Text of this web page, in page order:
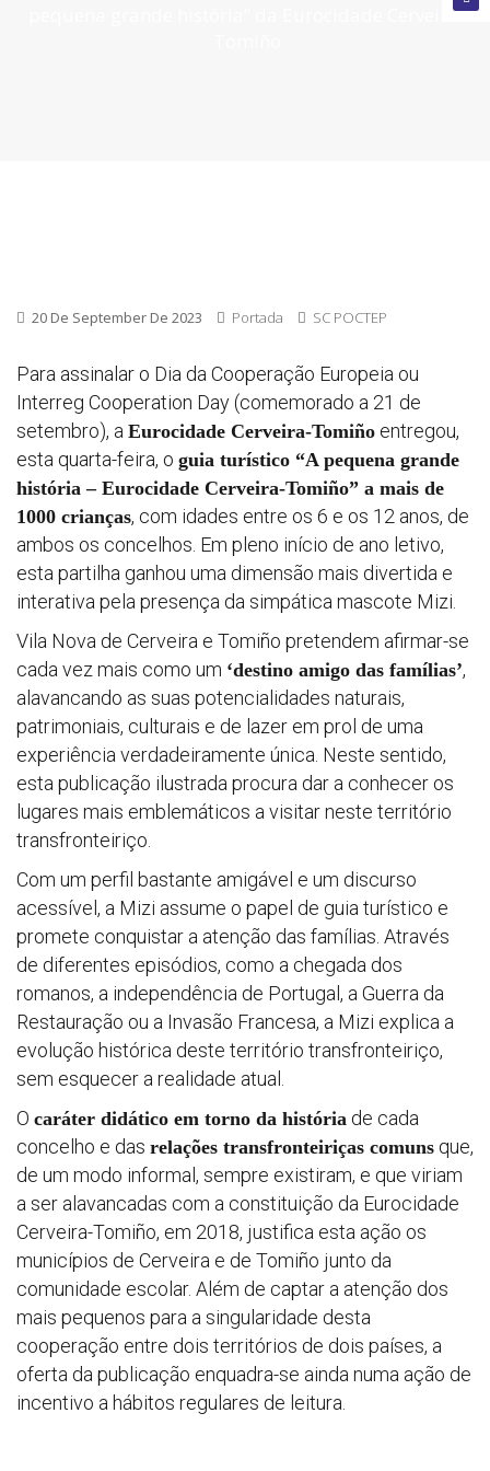
&
notícias
pequena grande história” da Eurocidade Cerveira-
20 De September De 2023 Portada SC POCTEP
Para assinalar o Dia da Cooperação Europeia ou
Interreg Cooperation Day (comemorado a 21 de
setembro), a Eurocidade Cerveira-Tomiño entregou,
esta quarta-feira, o guia turístico “A pequena grande
história – Eurocidade Cerveira-Tomiño” a mais de
1000 crianças, com idades entre os 6 e os 12 anos, de
ambos os concelhos. Em pleno início de ano letivo,
esta partilha ganhou uma dimensão mais divertida e
interativa pela presença da simpática mascote Mizi.
Vila Nova de Cerveira e Tomiño pretendem afirmar-se
cada vez mais como um ‘destino amigo das famílias’,
alavancando as suas potencialidades naturais,
patrimoniais, culturais e de lazer em prol de uma
experiência verdadeiramente única. Neste sentido,
esta publicação ilustrada procura dar a conhecer os
lugares mais emblemáticos a visitar neste território
transfronteiriço.
Com um perfil bastante amigável e um discurso
acessível, a Mizi assume o papel de guia turístico e
promete conquistar a atenção das famílias. Através
de diferentes episódios, como a chegada dos
romanos, a independência de Portugal, a Guerra da
Restauração ou a Invasão Francesa, a Mizi explica a
evolução histórica deste território transfronteiriço,
sem esquecer a realidade atual.
O caráter didático em torno da história de cada
concelho e das relações transfronteiriças comuns que,
de um modo informal, sempre existiram, e que viriam
a ser alavancadas com a constituição da Eurocidade
Cerveira-Tomiño, em 2018, justifica esta ação os
municípios de Cerveira e de Tomiño junto da
comunidade escolar. Além de captar a atenção dos
mais pequenos para a singularidade desta
cooperação entre dois territórios de dois países, a
oferta da publicação enquadra-se ainda numa ação de
incentivo a hábitos regulares de leitura.